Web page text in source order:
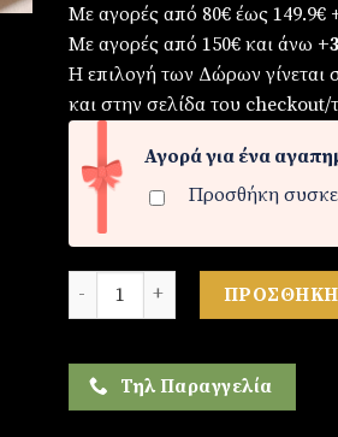
Με αγορές από 80€ έως 149.9€
Με αγορές από 150€ και άνω
Η επιλογή των Δώρων γίνεται
και στην σελίδα του checkout/
Αγορά για ένα
Προσθήκη
ΠΡΟΣΘΉΚΗ
Τηλ Παραγγελία